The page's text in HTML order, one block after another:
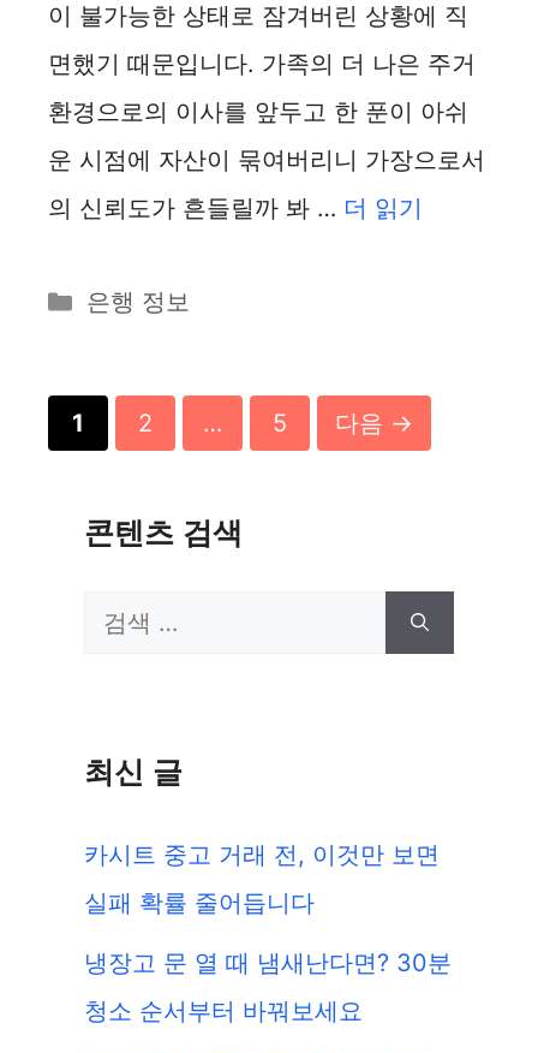
이 불가능한 상태로 잠겨버린 상황에 직
면했기 때문입니다. 가족의 더 나은 주거
환경으로의 이사를 앞두고 한 푼이 아쉬
운 시점에 자산이 묶여버리니 가장으로서
의 신뢰도가 흔들릴까 봐 … 더 읽기
카
리
은행 정보
페
1
페
2 …
페
5 다음 →
콘텐츠 검색
검
최신 글
카시트 중고 거래 전, 이것만 보면
실패 확률 줄어듭니다
냉장고 문 열 때 냄새난다면? 30분
청소 순서부터 바꿔보세요